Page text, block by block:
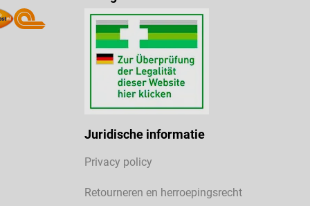
Juridische informatie
Privacy policy
Retourneren en herroepingsrecht